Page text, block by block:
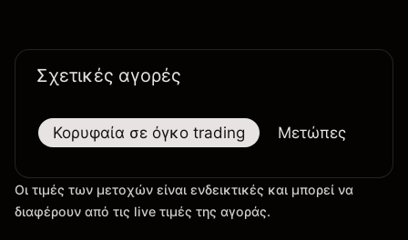
Σχετικές αγορές
Κορυφαία σε όγκο trading Μετώπες
Οι τιμές των μετοχών είναι ενδεικτικές και μπορεί να
διαφέρουν από τις live τιμές της αγοράς.